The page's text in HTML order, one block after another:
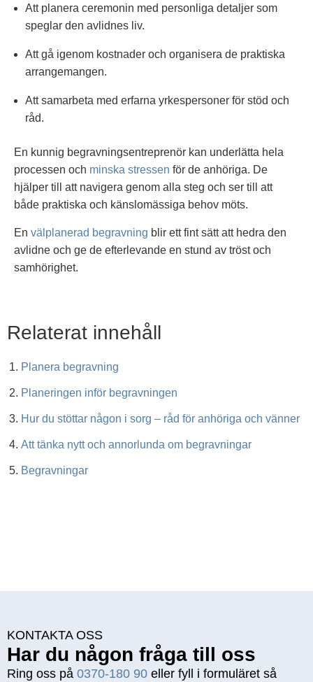
Att planera ceremonin med personliga detaljer som
speglar den avlidnes liv.
Att gå igenom kostnader och organisera de praktiska
arrangemangen.
Att samarbeta med erfarna yrkespersoner för stöd och
råd.
En kunnig begravningsentreprenör kan underlätta hela
processen och minska stressen för de anhöriga. De
hjälper till att navigera genom alla steg och ser till att
både praktiska och känslomässiga behov möts.
En välplanerad begravning blir ett fint sätt att hedra den
avlidne och ge de efterlevande en stund av tröst och
samhörighet.
Relaterat innehåll
Planera begravning
Planeringen inför begravningen
Hur du stöttar någon i sorg – råd för anhöriga och vänner
Att tänka nytt och annorlunda om begravningar
Begravningar
KONTAKTA OSS
Har du någon fråga till oss
Ring oss på 0370-180 90 eller fyll i formuläret så